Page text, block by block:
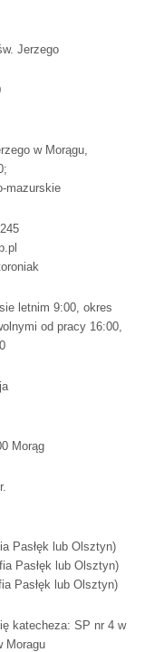
Jerzego
w Morągu,
mazurskie
letnim 9:00, okres
od pracy 16:00,
Morąg
Pasłęk lub Olsztyn)
Pasłęk lub Olsztyn)
Pasłęk lub Olsztyn)
katecheza: SP nr 4 w
Moragu